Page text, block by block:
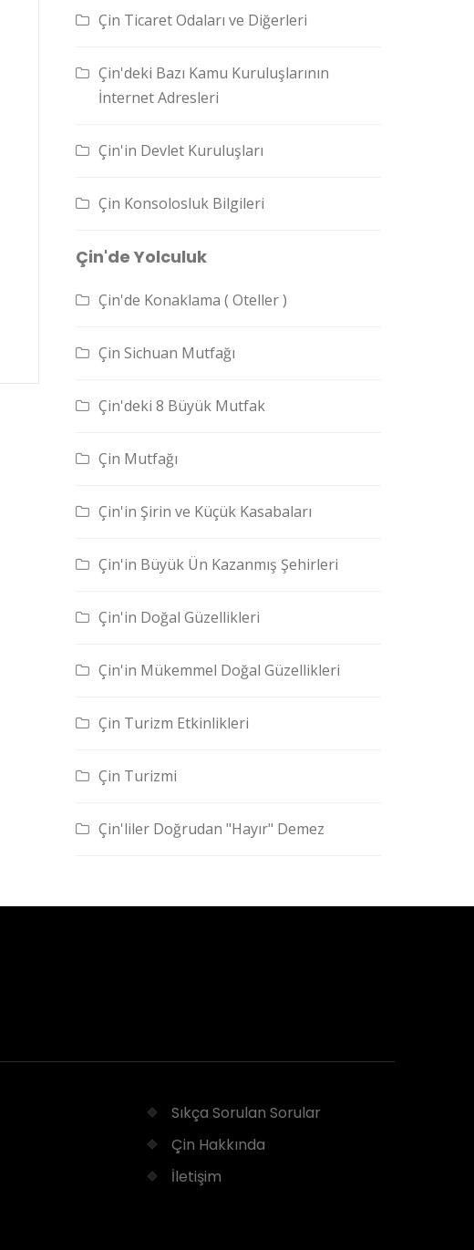
Çin Ticaret Odaları ve Diğerleri
Çin'deki Bazı Kamu Kuruluşlarının
İnternet Adresleri
Çin'in Devlet Kuruluşları
Çin Konsolosluk Bilgileri
Çin'de Yolculuk
Çin'de Konaklama ( Oteller )
Çin Sichuan Mutfağı
Çin'deki 8 Büyük Mutfak
Çin Mutfağı
Çin'in Şirin ve Küçük Kasabaları
Çin'in Büyük Ün Kazanmış Şehirleri
Çin'in Doğal Güzellikleri
Çin'in Mükemmel Doğal Güzellikleri
Çin Turizm Etkinlikleri
Çin Turizmi
Çin'liler Doğrudan "Hayır" Demez
Sıkça Sorulan Sorular
Çin Hakkında
İletişim